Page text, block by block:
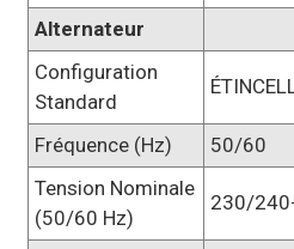
Alternateur
Configuration
Standard
Fréquence (Hz)
50/60
Tension Nominale
(50/60 Hz)
230/